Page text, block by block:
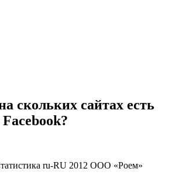
скольких сайтах есть
ru-RU 2012 ООО «Роем»